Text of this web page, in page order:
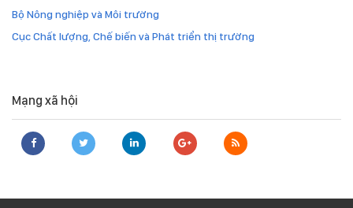
Bộ Nông nghiệp và Môi trường
Cục Chất lượng, Chế biến và Phát triển thị trường
Mạng xã hội